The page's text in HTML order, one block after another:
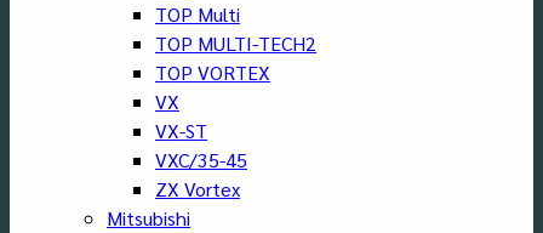
TOP Multi
TOP MULTI-TECH2
TOP VORTEX
VX
VX-ST
VXC/35-45
ZX Vortex
Mitsubishi